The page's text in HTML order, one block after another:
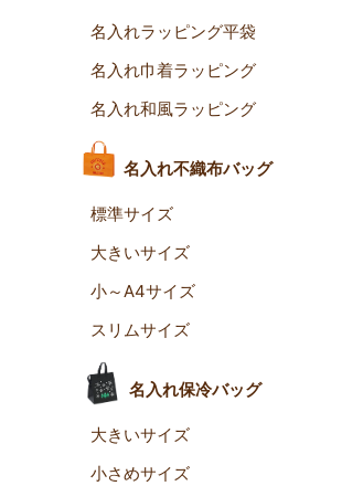
名入れラッピング平袋
名入れ巾着ラッピング
名入れ和風ラッピング
名入れ不織布バッグ
標準サイズ
大きいサイズ
小～A4サイズ
スリムサイズ
名入れ保冷バッグ
大きいサイズ
小さめサイズ